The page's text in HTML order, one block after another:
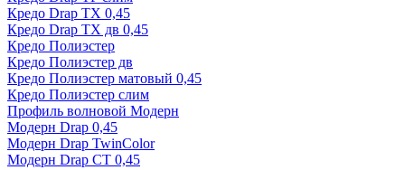
Кредо Drap ТХ 0,45
Кредо Drap ТХ дв 0,45
Кредо Полиэстер
Кредо Полиэстер дв
Кредо Полиэстер матовый 0,45
Кредо Полиэстер слим
Профиль волновой Модерн
Модерн Drap 0,45
Модерн Drap TwinColor
Модерн Drap СТ 0,45